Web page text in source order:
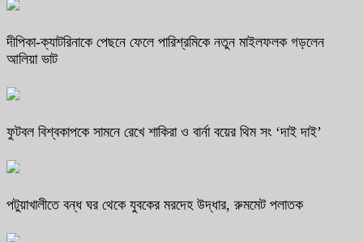
দীপিকা-ক্যাটরিনাকে পেছনে ফেলে পারিশ্রমিকে নতুন মাইলফলক গড়লেন
আলিয়া ভাট
ফুটবল বিশ্বকাপকে সামনে রেখে শাকিরা ও বার্না বয়ের থিম সং ‘দাই দাই’
পটুয়াখালীতে বন্ধ ঘর থেকে যুবকের মরদেহ উদ্ধার, রুমমেট পলাতক